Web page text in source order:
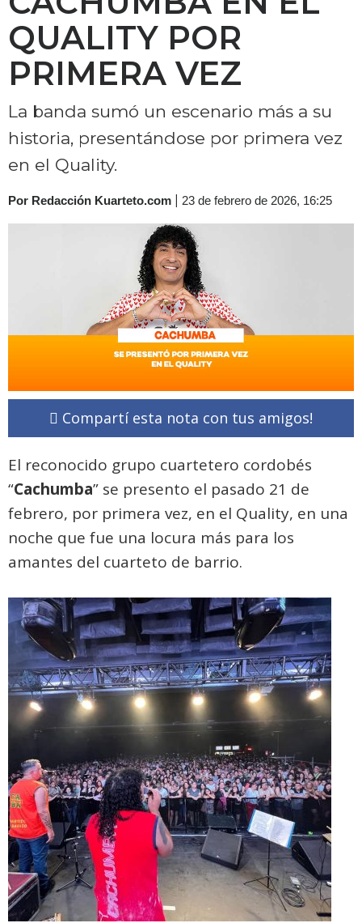
QUALITY POR
PRIMERA VEZ
La banda sumó un escenario más a su
historia, presentándose por primera vez
en el Quality.
Por Redacción Kuarteto.com 23 de febrero de 2026, 16:25
Compartí esta nota con tus amigos!
El reconocido grupo cuartetero cordobés
“Cachumba” se presento el pasado 21 de
febrero, por primera vez, en el Quality, en una
noche que fue una locura más para los
amantes del cuarteto de barrio.